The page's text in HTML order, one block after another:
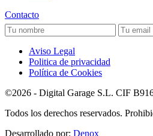
Contacto
Aviso Legal
Politica de privacidad
Política de Cookies
©2026 - Digital Garage S.L. CIF
Todos los derechos reservados.
Desarrollado por: Denox